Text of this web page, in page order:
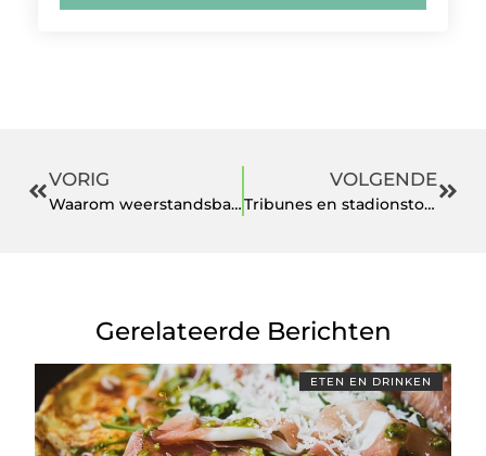
VORIG
Waarom weerstandsbanden onmisbaar zijn voor sporters
VOLGENDE
Tribunes en stadionstoelen: Hoe kies je als voetbalclub voor de juiste optie?
Gerelateerde Berichten
ETEN EN DRINKEN